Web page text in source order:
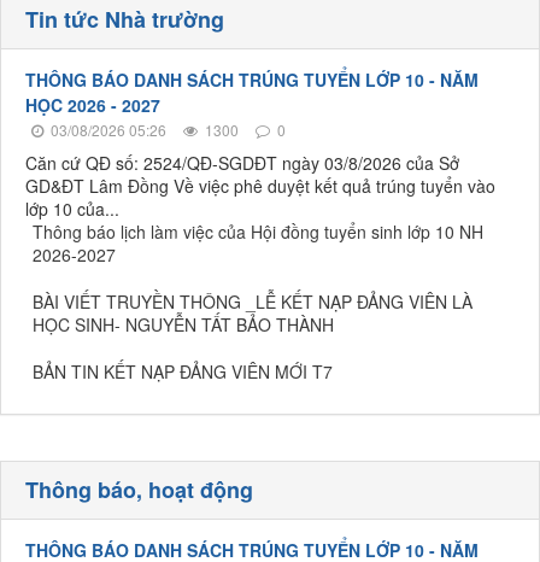
Tin tức Nhà trường
THÔNG BÁO DANH SÁCH TRÚNG TUYỂN LỚP 10 - NĂM
HỌC 2026 - 2027
03/08/2026 05:26 1300 0
Căn cứ QĐ số: 2524/QĐ-SGDĐT ngày 03/8/2026 của Sở
GD&ĐT Lâm Đồng Về việc phê duyệt kết quả trúng tuyển vào
lớp 10 của...
Thông báo lịch làm việc của Hội đồng tuyển sinh lớp 10 NH
2026-2027
BÀI VIẾT TRUYỀN THÔNG _LỄ KẾT NẠP ĐẢNG VIÊN LÀ
HỌC SINH- NGUYỄN TẤT BẢO THÀNH
BẢN TIN KẾT NẠP ĐẢNG VIÊN MỚI T7
Thông báo, hoạt động
THÔNG BÁO DANH SÁCH TRÚNG TUYỂN LỚP 10 - NĂM